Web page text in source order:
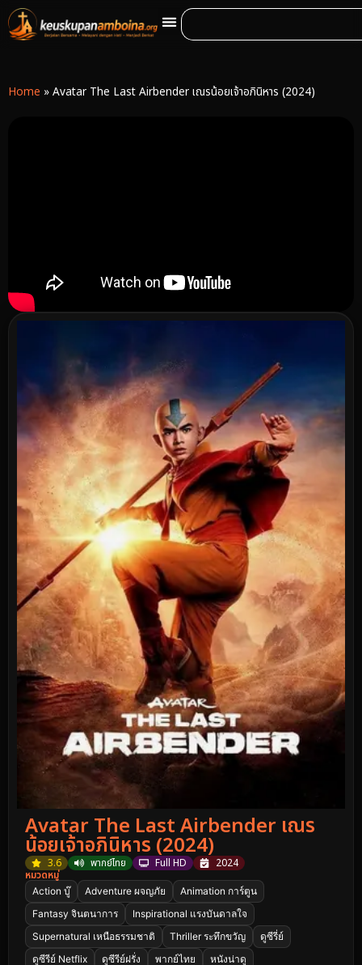
Home » Avatar The Last Airbender เณรน้อยเจ้าอภินิหาร (2024)
Avatar The Last Airbender เณร
น้อยเจ้าอภินิหาร (2024)
3.6 พากย์ไทย Full HD
2024
หมวดหมู่
Action บู๊ Adventure ผจญภัย
Animation การ์ตูน
Fantasy จินตนาการ
Inspirational แรงบันดาลใจ
Supernatural เหนือธรรมชาติ
Thriller ระทึกขวัญ
ดูซีรี่ย์
ดูซีรีย์ Netflix
ดูซีรีย์ฝรั่ง พากย์ไทย
หนังน่าดู